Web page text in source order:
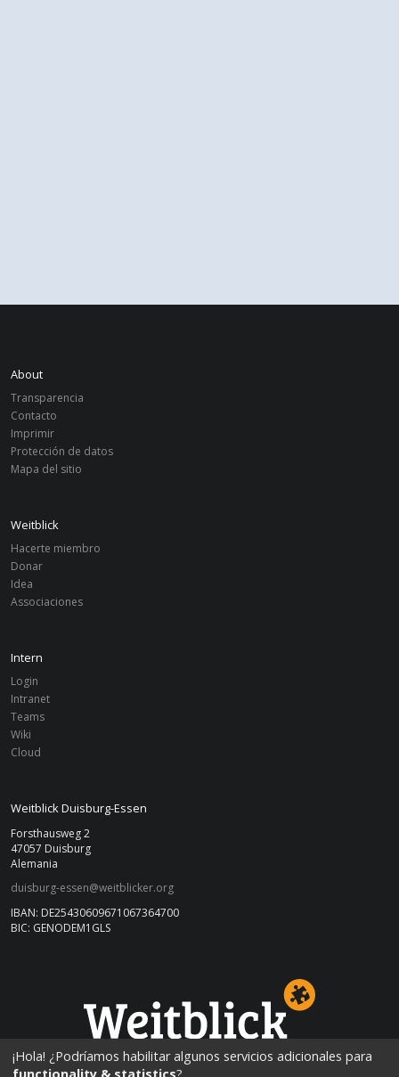
About
Transparencia
Contacto
Imprimir
Protección de datos
Mapa del sitio
Weitblick
Hacerte miembro
Donar
Idea
Associaciones
Intern
Login
Intranet
Teams
Wiki
Cloud
Weitblick Duisburg-Essen
Forsthausweg 2
47057 Duisburg
Alemania
duisburg-essen@weitblicker.org
IBAN: DE25430609671067364700
BIC: GENODEM1GLS
DUISBURG-ESSEN
¡Hola! ¿Podríamos habilitar algunos servicios adicionales para
functionality & statistics?